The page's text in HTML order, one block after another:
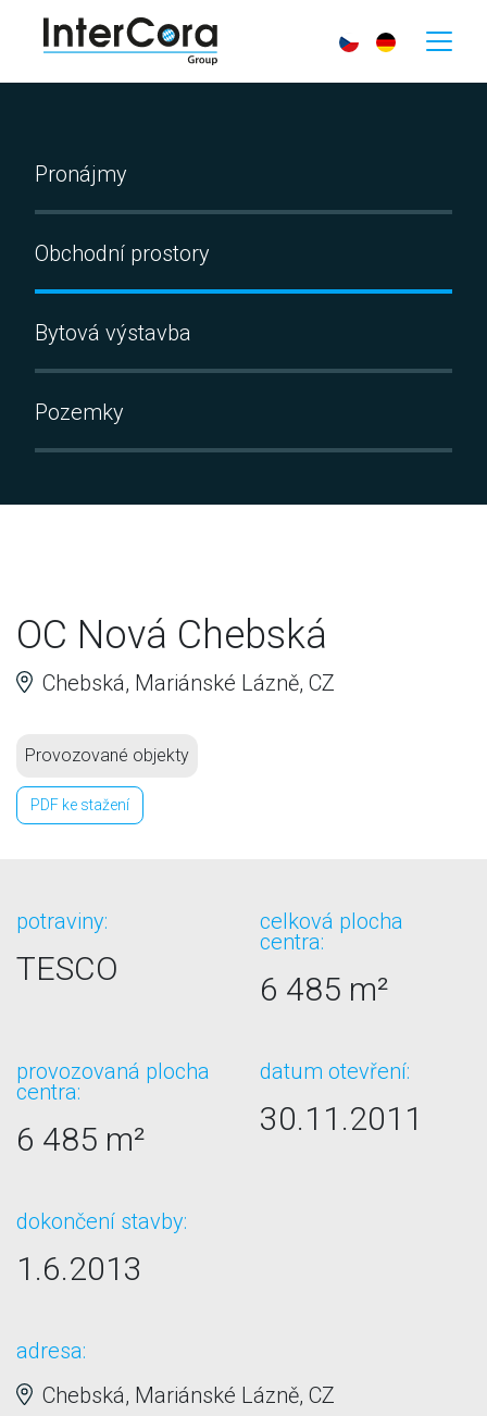
Pronájmy
Obchodní prostory
Bytová výstavba
Pozemky
OC Nová Chebská
Chebská, Mariánské Lázně, CZ
Provozované objekty
PDF ke stažení
potraviny:
TESCO
celková plocha
centra:
6 485 m²
provozovaná plocha
centra:
6 485 m²
datum otevření:
30.11.2011
dokončení stavby:
1.6.2013
adresa:
Chebská, Mariánské Lázně, CZ